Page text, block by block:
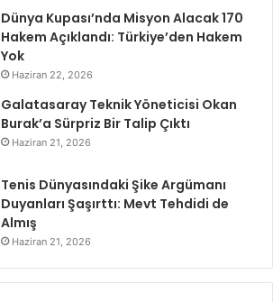
Dünya Kupası’nda Misyon Alacak 170
Hakem Açıklandı: Türkiye’den Hakem
Yok
Haziran 22, 2026
Galatasaray Teknik Yöneticisi Okan
Burak’a Sürpriz Bir Talip Çıktı
Haziran 21, 2026
Tenis Dünyasındaki Şike Argümanı
Duyanları Şaşırttı: Mevt Tehdidi de
Almış
Haziran 21, 2026